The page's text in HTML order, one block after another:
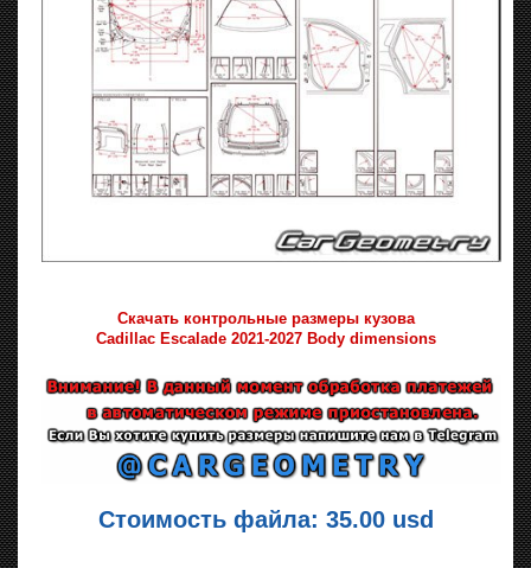
Скачать контрольные размеры кузова
Cadillac Escalade 2021-2027 Body dimensions
Стоимость файла: 35.00 usd